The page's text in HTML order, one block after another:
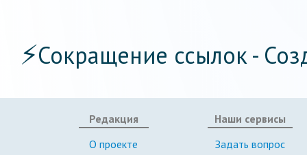
⚡Сокращение ссылок -
Редакция
О проекте
Наши сервисы
Задать вопрос